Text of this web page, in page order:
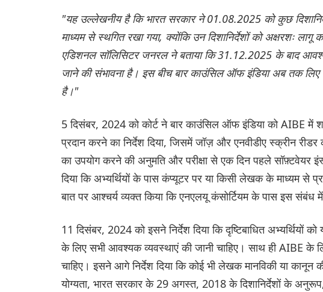
"यह उल्लेखनीय है कि भारत सरकार ने 01.08.2025 को कुछ
माध्यम से स्थगित रखा गया, क्योंकि उन दिशानिर्देशों को अक्षरशः
एडिशनल सॉलिसिटर जनरल ने बताया कि 31.12.2025 के बाद
जाने की संभावना है। इस बीच बार काउंसिल ऑफ इंडिया अब तक
है।"
5 दिसंबर, 2024 को कोर्ट ने बार काउंसिल ऑफ इंडिया को AIBE में
प्रदान करने का निर्देश दिया, जिसमें जॉज़ और एनवीडीए स्क्रीन
का उपयोग करने की अनुमति और परीक्षा से एक दिन पहले सॉफ़्टवेयर
दिया कि अभ्यर्थियों के पास कंप्यूटर पर या किसी लेखक के माध्यम से
बात पर आश्चर्य व्यक्त किया कि एनएलयू कंसोर्टियम के पास इस संबंध में
11 दिसंबर, 2024 को इसने निर्देश दिया कि दृष्टिबाधित अभ्यर्थियों
के लिए सभी आवश्यक व्यवस्थाएं की जानी चाहिए। साथ ही AIBE के
चाहिए। इसने आगे निर्देश दिया कि कोई भी लेखक मानविकी या कानून
योग्यता, भारत सरकार के 29 अगस्त, 2018 के दिशानिर्देशों के